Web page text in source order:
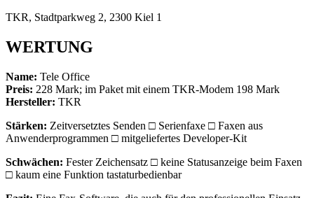
TKR, Stadtparkweg 2, 2300 Kiel 1
WERTUNG
Name: Tele Office
Preis: 228 Mark; im Paket mit einem TKR-Modem 198 Mark
Hersteller: TKR
Stärken: Zeitversetztes Senden □ Serienfaxe □ Faxen aus
Anwenderprogrammen □ mitgeliefertes Developer-Kit
Schwächen: Fester Zeichensatz □ keine Statusanzeige beim Faxen
□ kaum eine Funktion tastaturbedienbar